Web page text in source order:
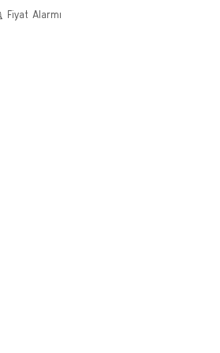
Fiyat Alarmı